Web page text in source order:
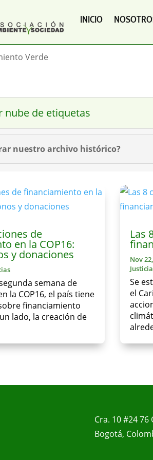
INICIO
Verde
nube de etiquetas
nuestro archivo histórico?
de
en la COP16:
y donaciones
semana de
la COP16, el país tiene
financiamiento
lado, la creación de
Las
Nov
Se
el
Cra. 10 #24 76
Bogotá,